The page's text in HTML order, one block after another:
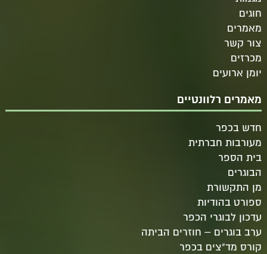
חוגים
מאמרים
צור קשר
מכרזים
יומן ארועים
מאמרים רלוונטיים
חדש בכפר
מעורבות חברתית
בית הספר
הבוגרים
מן התקשורת
ספורט בהודיות
עדכון לבוגרי הכפר
ערב בוגרים – חוזרים הביתה
קורס מד"צים בכפר